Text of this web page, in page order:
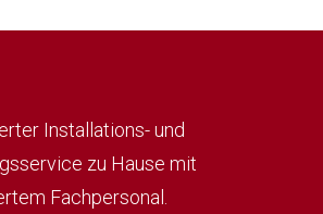
Installations- und
zu Hause mit
Fachpersonal.